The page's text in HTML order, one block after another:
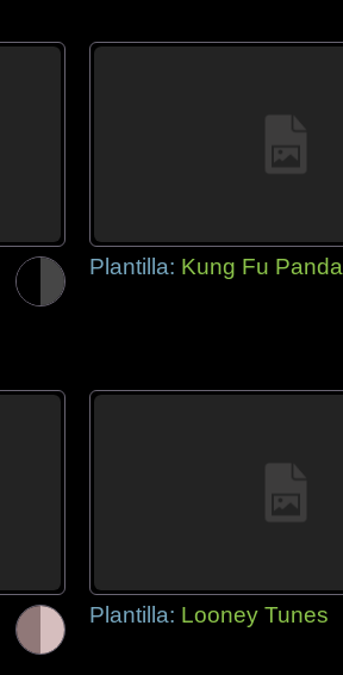
Plantilla: Kung Fu Panda
Plantilla: Looney Tunes